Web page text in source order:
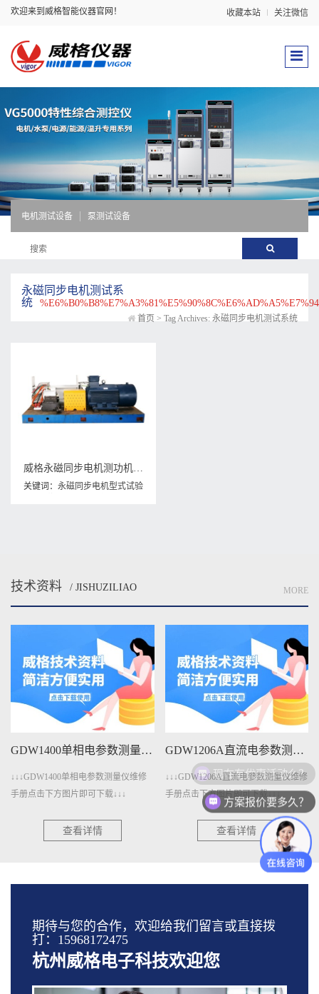
欢迎来到威格智能仪器官网！ 收藏本站 关注微信
电机测试设备 泵测试设备
永磁同步电机测试系
统
首页 > Tag Archives: 永磁同步电机测试系统
威格永磁同步电机测功机综合性能出厂测试系统 型式试验台台架
关键词： 永磁同步电机型式试验
技术资料 / JISHUZILIAO MORE
GDW1206A直流电参数测量仪维修手册下载
↓↓↓GDW1206A直流电参数测量仪维修
手册点击下方图片即可下载↓↓↓
查看详情
GDW401A变压器测量仪维修手册下载
↓↓↓GDW401A变压器测量仪维修手册
点击下方图片即可下载↓↓↓
查看详情
期待与您的合作，欢迎给我们留言或直接拨
打：15968172475
杭州威格电子科技欢迎您
方案报价要多久？
现在有优惠活动么？